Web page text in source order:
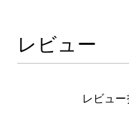
レビュー
レビュー